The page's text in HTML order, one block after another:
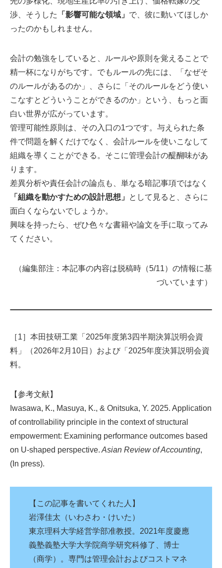
渉、そうした
「影響可能な領域」 で、彼に動いてほしか
ったのかもしれません。
会計の勉強をしていると、ルールや原則を覚えることで
精一杯になりがちです。でもルールの先には、「なぜそ
のルールがあるのか」、さらに「そのルールをどう使い
こなすとどういうことができるのか」という、もっと面
白い世界が広がっています。
管理可能性原則は、その入口の1つです。与えられた条
件で問題を解くだけでなく、会計ルールを使いこなして
組織を導くことができる。そこに管理会計の醍醐味があ
ります。
差異分析や責任会計の論点も、単なる暗記事項ではなく
「組織を動かすための設計思想」
として見ると、さらに
面白くならないでしょうか。
興味を持ったら、ぜひ色々な書籍や論文を手に取ってみ
てください。
（編集部注：本記事の内容は脱稿時（5/11）の情報に基
づいています）
［1］本田技研工業「2025年度第3四半期決算説明会資
料」（2026年2月10日）および「2025年度決算説明会資
料。
【参考文献】
Iwasawa, K., Masuya, K., & Onitsuka, Y. 2025. Application
of controllability principle in the context of structural
empowerment: Examining performance outcomes based
on U-shaped perspective. Asian Review of Accounting,
(In press).
【この記事を書いてくれた人】
岩澤佳太（いわさわ・けいた）
東京理科大学経営学部准教授。2021年度慶應
義塾義塾大学大学院商学研究科修了、博士
（商学）。専門は管理会計およびコストマネ